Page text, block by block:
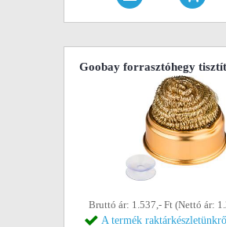
Goobay forrasztóhegy
Bruttó ár: 1.537,- Ft (Nettó ár:
A termék